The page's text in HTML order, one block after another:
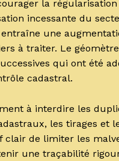
la
incessante du
une
à traiter. Le
qui ont été
cadastral.
à interdire les
les tirages et
clair de limiter les
une traçabilité